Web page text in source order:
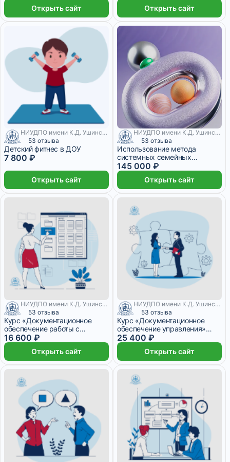
Открыть сайт Открыть сайт
НИУДПО имени К.Д. Ушинского
53 отзыва
Детский фитнес в ДОУ
7 800 ₽
Открыть сайт
НИУДПО имени К.Д. Ушинского
53 отзыва
Использование метода
системных семейных
расстановок Б. Хеллингера в
индивидуальном и групповом
психологическом
консультировании
145 000 ₽
Открыть сайт
НИУДПО имени К.Д. Ушинского
53 отзыва
Курс «Документационное
обеспечение работы с
персоналом»
16 600 ₽
Открыть сайт
НИУДПО имени К.Д. Ушинского
53 отзыва
Курс «Документационное
обеспечение управления»
(620ч)
25 400 ₽
Открыть сайт